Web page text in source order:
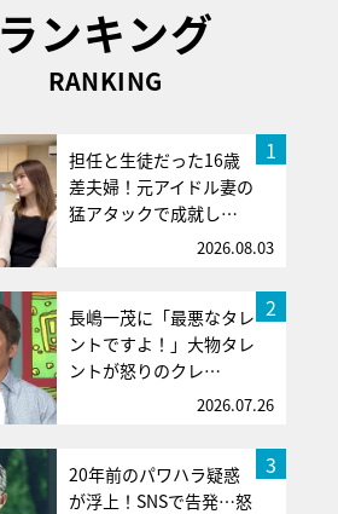
ランキング
RANKING
1
担任と生徒だった16歳
差夫婦！元アイドル妻の
猛アタックで成就し…
2026.08.03
2
長嶋一茂に「最悪なタレ
ントですよ！」大物タレ
ントが怒りのクレ…
2026.07.26
3
20年前のパワハラ疑惑
が浮上！SNSで告発…怒